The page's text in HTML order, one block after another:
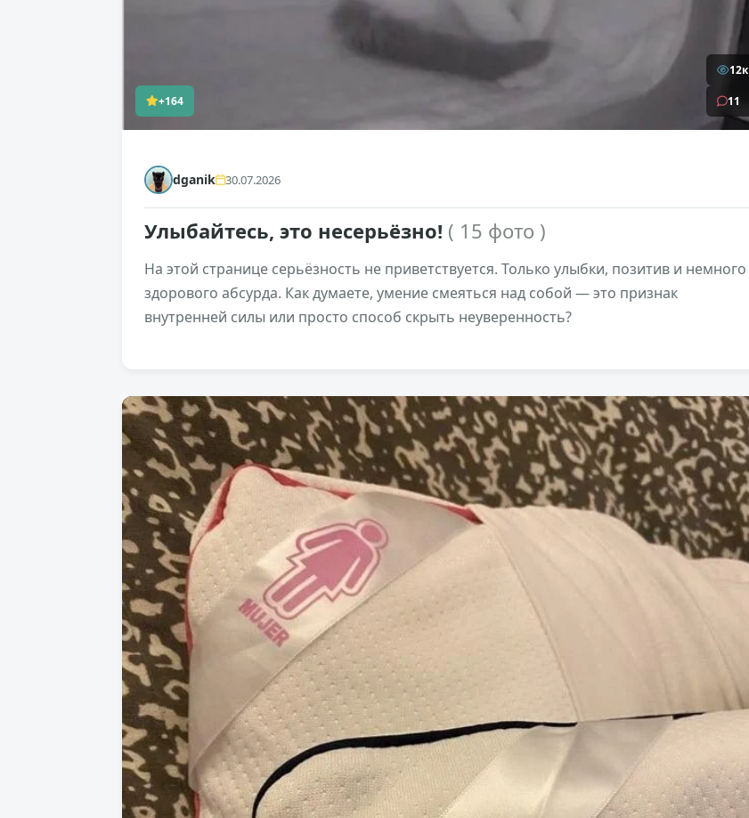
+164
12к
11
dganik 30.07.2026
Улыбайтесь, это несерьёзно! ( 15 фото )
На этой странице серьёзность не приветствуется. Только улыбки, позитив и немного
здорового абсурда. Как думаете, умение смеяться над собой — это признак
внутренней силы или просто способ скрыть неуверенность?